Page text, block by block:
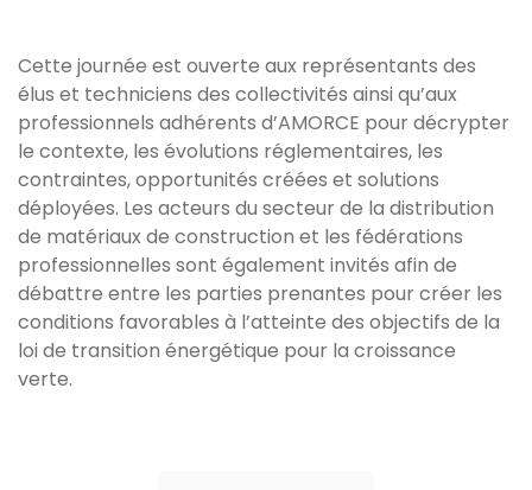
Cette journée est ouverte aux représentants des
élus et techniciens des collectivités ainsi qu’aux
professionnels adhérents d’AMORCE pour décrypter
le contexte, les évolutions réglementaires, les
contraintes, opportunités créées et solutions
déployées. Les acteurs du secteur de la distribution
de matériaux de construction et les fédérations
professionnelles sont également invités afin de
débattre entre les parties prenantes pour créer les
conditions favorables à l’atteinte des objectifs de la
loi de transition énergétique pour la croissance
verte.